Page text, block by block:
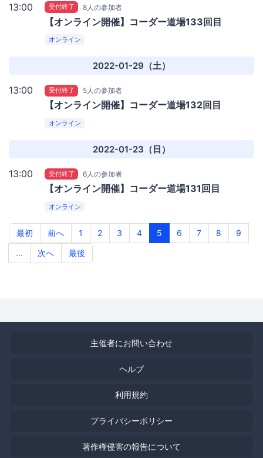
13:00 受付終了 8人の参加者
【オンライン開催】コーダー道場133回目
オンライン
2022-01-29（土）
13:00 受付終了 5人の参加者
【オンライン開催】コーダー道場132回目
オンライン
2022-01-23（日）
13:00 受付終了 6人の参加者
【オンライン開催】コーダー道場131回目
オンライン
最初 前へ 1 2 3 4 5 6 7 8
9
...
次へ 最後
主催者にお問い合わせ
ヘルプ
利用規約
プライバシーポリシー
著作権侵害の報告について